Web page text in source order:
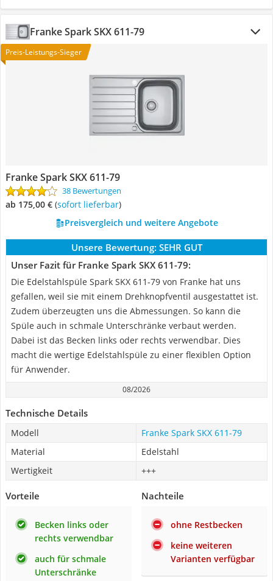
Franke Spark SKX 611-79
Preis-Leistungs-Sieger
Franke Spark SKX 611-79
38 Bewertungen
ab 175,00 € ( Sofort lieferbar)
Preisvergleich und weitere Angebote
Unsere Bewertung: SEHR GUT
Unser Fazit für Franke Spark SKX 611-79:
Die Edelstahlspüle Spark SKX 611-79 von Franke hat uns
gefallen, weil sie mit einem Drehknopfventil ausgestattet ist.
Zudem überzeugten uns die Abmessungen. So kann die
Spüle auch in schmale Unterschränke verbaut werden.
Dabei ist das Becken links oder rechts verwendbar. Dies
macht die wertige Edelstahlspüle zu einer flexiblen Option
für Anwender.
08/2026
Technische Details
Modell
Franke Spark SKX 611-79
Material
Edelstahl
Wertigkeit
+++
Vorteile
Becken links oder
rechts verwendbar
auch für schmale
Unterschränke
Nachteile
ohne Restbecken
keine weiteren
Varianten verfügbar